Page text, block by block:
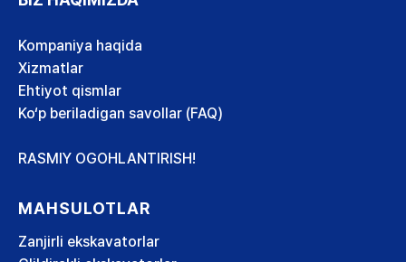
Kompaniya haqida
Xizmatlar
Ehtiyot qismlar
Ko‘p beriladigan savollar (FAQ)
RASMIY OGOHLANTIRISH!
MAHSULOTLAR
Zanjirli ekskavatorlar